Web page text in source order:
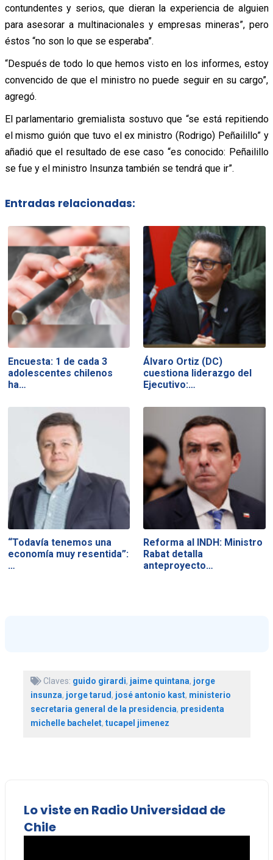
contundentes y serios, que dieran la experiencia de alguien
para asesorar a multinacionales y empresas mineras”, pero
éstos “no son lo que se esperaba”.
“Después de todo lo que hemos visto en los informes, estoy
convencido de que el ministro no puede seguir en su cargo”,
agregó.
El parlamentario gremialista sostuvo que “se está repitiendo
el mismo guión que tuvo el ex ministro (Rodrigo) Peñailillo” y
añadió que el resultado de ese caso “es conocido: Peñailillo
se fue y el ministro Insunza también se tendrá que ir”.
Entradas relacionadas:
Encuesta: 1 de cada 3
adolescentes chilenos
ha…
Álvaro Ortiz (DC)
cuestiona liderazgo del
Ejecutivo:…
“Todavía tenemos una
economía muy resentida”:
…
Reforma al INDH: Ministro
Rabat detalla
anteproyecto…
Claves: guido girardi, jaime quintana, jorge
insunza, jorge tarud, josé antonio kast, ministerio
secretaria general de la presidencia, presidenta
michelle bachelet, tucapel jimenez
Lo viste en Radio Universidad de
Chile